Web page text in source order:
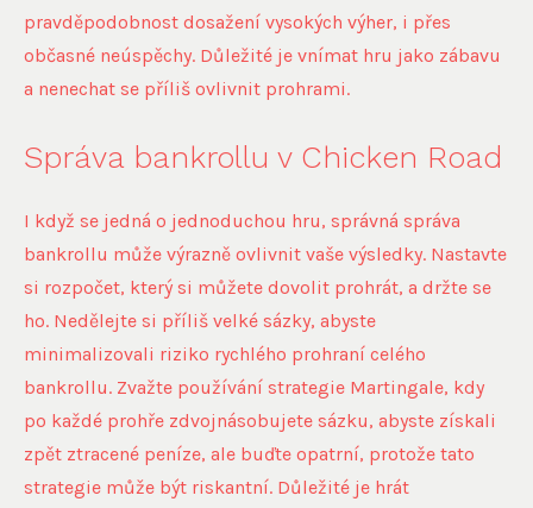
pravděpodobnost dosažení vysokých výher, i přes
občasné neúspěchy. Důležité je vnímat hru jako zábavu
a nenechat se příliš ovlivnit prohrami.
Správa bankrollu v Chicken Road
I když se jedná o jednoduchou hru, správná správa
bankrollu může výrazně ovlivnit vaše výsledky. Nastavte
si rozpočet, který si můžete dovolit prohrát, a držte se
ho. Nedělejte si příliš velké sázky, abyste
minimalizovali riziko rychlého prohraní celého
bankrollu. Zvažte používání strategie Martingale, kdy
po každé prohře zdvojnásobujete sázku, abyste získali
zpět ztracené peníze, ale buďte opatrní, protože tato
strategie může být riskantní. Důležité je hrát